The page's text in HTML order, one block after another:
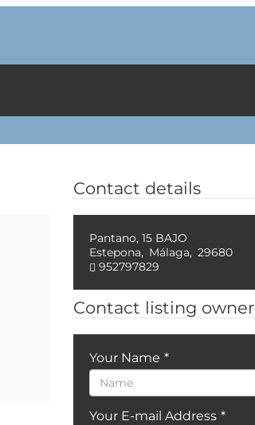
Contact details
Pantano, 15 BAJO
Estepona, Málaga, 29680
952797829
Contact listing owner
Your Name *
Your E-mail Address *